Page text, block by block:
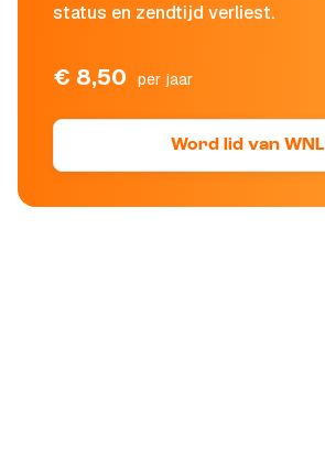
status en zendtijd verliest.
€ 8,50 per jaar
Word lid van WNL